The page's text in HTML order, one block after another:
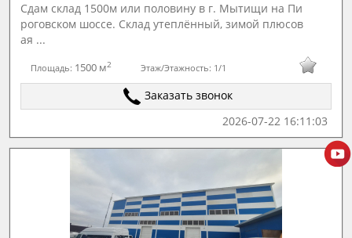
Сдам склад 1500м или половину в г. Мытищи на Пи
роговском шоссе. Склад утеплённый, зимой плюсов
ая ...
Площадь: 1500 м2 Этаж/Этажность: 1/1
Заказать звонок
2026-07-22 16:11:03